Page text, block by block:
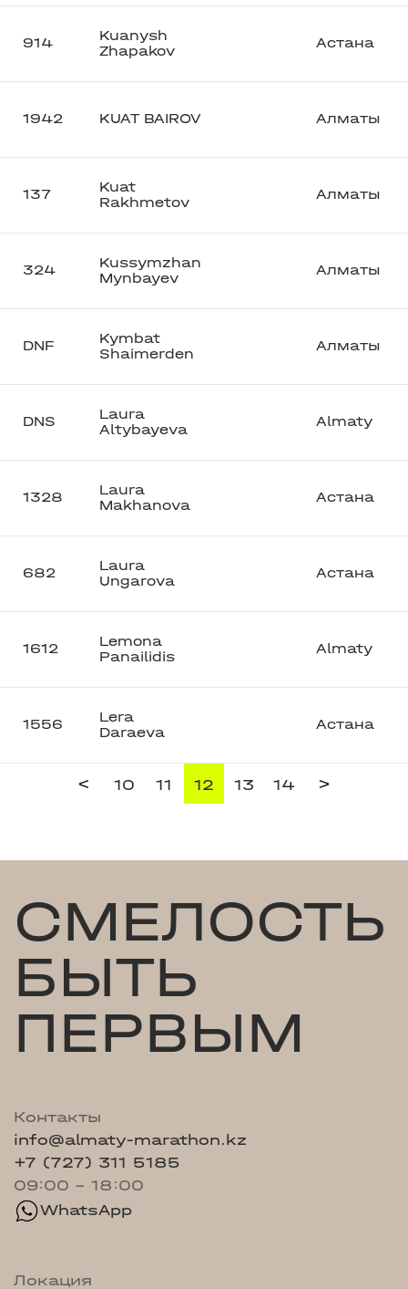
914
Kuanysh
Zhapakov
Астана
1942 KUAT BAIROV Алматы
137
Kuat
Rakhmetov
Алматы
324
Kussymzhan
Mynbayev
Алматы
DNF
Kymbat
Shaimerden
Алматы
DNS
Laura
Altybayeva
Almaty
1328
Laura
Makhanova
Астана
682
Laura
Ungarova
Астана
1612
Lemona
Panailidis
Almaty
1556
Lera
Daraeva
Астана
< 10 11 12 13 14 >
СМЕЛОСТЬ
БЫТЬ
ПЕРВЫМ
Контакты
info@almaty-marathon.kz
+7 (727) 311 5185
09:00 - 18:00
WhatsApp
Локация